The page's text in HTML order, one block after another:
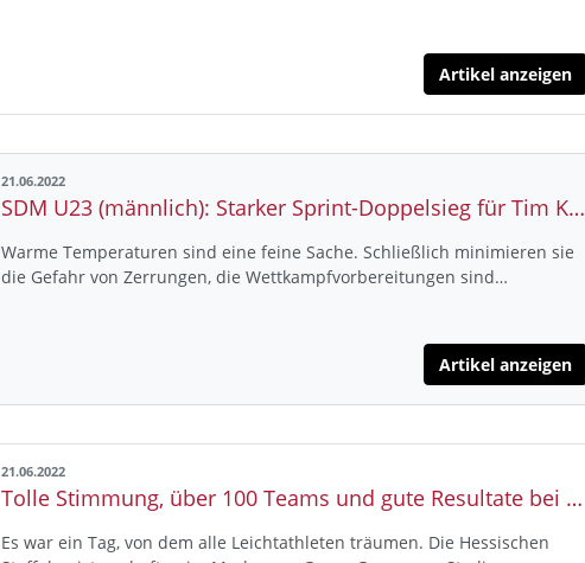
Artikel anzeigen
21.06.2022
SDM U23 (männlich): Starker Sprint-Doppelsieg für Tim Kolbe - Athlet von der TSG Friedrichsdorf ist auf den Punkt fit und liefert zwei neue Bestzeiten ab
Warme Temperaturen sind eine feine Sache. Schließlich minimieren sie
die Gefahr von Zerrungen, die Wettkampfvorbereitungen sind…
Artikel anzeigen
21.06.2022
Tolle Stimmung, über 100 Teams und gute Resultate bei der Staffel-HM in Marburg
Es war ein Tag, von dem alle Leichtathleten träumen. Die Hessischen